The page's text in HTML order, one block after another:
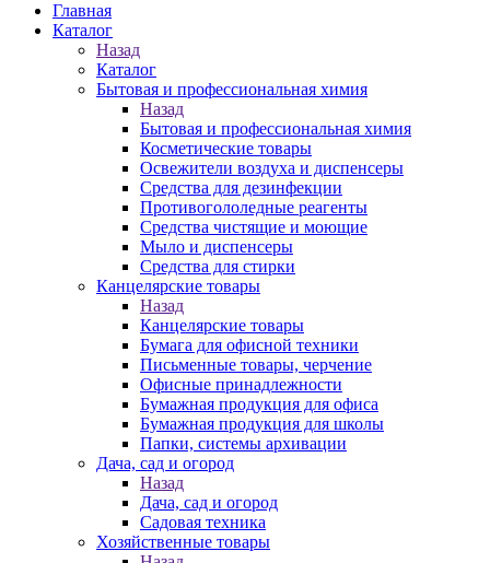
Главная
Каталог
Назад
Каталог
Бытовая и профессиональная химия
Назад
Бытовая и профессиональная химия
Косметические товары
Освежители воздуха и диспенсеры
Средства для дезинфекции
Противогололедные реагенты
Средства чистящие и моющие
Мыло и диспенсеры
Средства для стирки
Канцелярские товары
Назад
Канцелярские товары
Бумага для офисной техники
Письменные товары, черчение
Офисные принадлежности
Бумажная продукция для офиса
Бумажная продукция для школы
Папки, системы архивации
Дача, сад и огород
Назад
Дача, сад и огород
Садовая техника
Хозяйственные товары